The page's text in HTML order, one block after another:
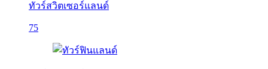
ทัวร์สวิตเซอร์แลนด์
75